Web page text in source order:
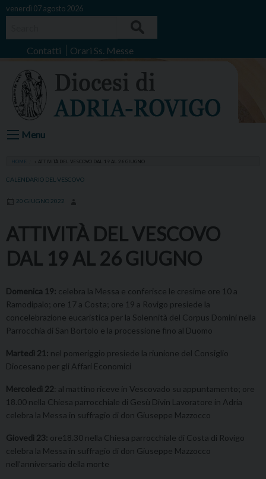
Skip
venerdì 07 agosto 2026
Contatti Orari Ss. Messe
Menu
HOME ATTIVITÀ DEL VESCOVO DAL 19 AL 26 GIUGNO
CALENDARIO DEL VESCOVO
20 GIUGNO 2022
ATTIVITÀ DEL VESCOVO
DAL 19 AL 26 GIUGNO
Domenica 19: celebra la Messa e conferisce le cresime ore 10 a
Ramodipalo; ore 17 a Costa; ore 19 a Rovigo presiede la
concelebrazione eucaristica per la Solennità del Corpus Domini nella
Parrocchia di San Bortolo e la processione fino al Duomo
Martedì 21: nel pomeriggio presiede la riunione del Consiglio
Diocesano per gli Affari Economici
Mercoledì 22: al mattino riceve in Vescovado su appuntamento; ore
18.00 nella Chiesa parrocchiale di Gesù Divin Lavoratore in Adria
celebra la Messa in suffragio di don Giuseppe Mazzocco
Giovedì 23: ore18.30 nella Chiesa parrocchiale di Costa di Rovigo
celebra la Messa in suffragio di don Giuseppe Mazzocco
nell’anniversario della morte